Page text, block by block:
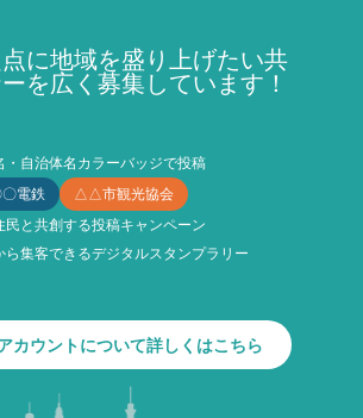
点に地域を盛り上げたい共
を広く募集しています！
自治体名カラーバッジで投稿
〇電鉄
△△市観光協会
と共創する投稿キャンペーン
集客できるデジタルスタンプラリー
カウントについて詳しくはこちら